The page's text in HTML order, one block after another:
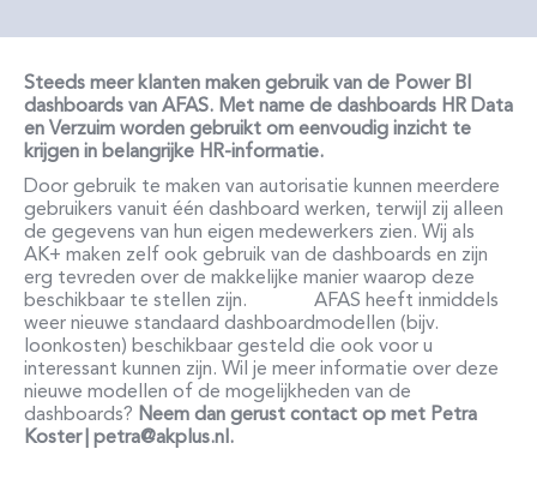
Steeds meer klanten maken gebruik van de Power BI
dashboards van AFAS. Met name de dashboards HR Data
en Verzuim worden gebruikt om eenvoudig inzicht te
krijgen in belangrijke HR-informatie.
Door gebruik te maken van autorisatie kunnen meerdere
gebruikers vanuit één dashboard werken, terwijl zij alleen
de gegevens van hun eigen medewerkers zien. Wij als
AK+ maken zelf ook gebruik van de dashboards en zijn
erg tevreden over de makkelijke manier waarop deze
beschikbaar te stellen zijn.
AFAS heeft inmiddels
weer nieuwe standaard dashboardmodellen (bijv.
loonkosten) beschikbaar gesteld die ook voor u
interessant kunnen zijn. Wil je meer informatie over deze
nieuwe modellen of de mogelijkheden van de
dashboards? Neem dan gerust contact op met Petra
Koster | petra@akplus.nl.